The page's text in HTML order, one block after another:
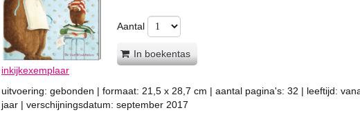
inkijkexemplaar
Aantal
In boekentas
uitvoering: gebonden | formaat: 21,5 x 28,7 cm | aantal pagina's: 32 | leeftijd:
jaar | verschijningsdatum: september 2017